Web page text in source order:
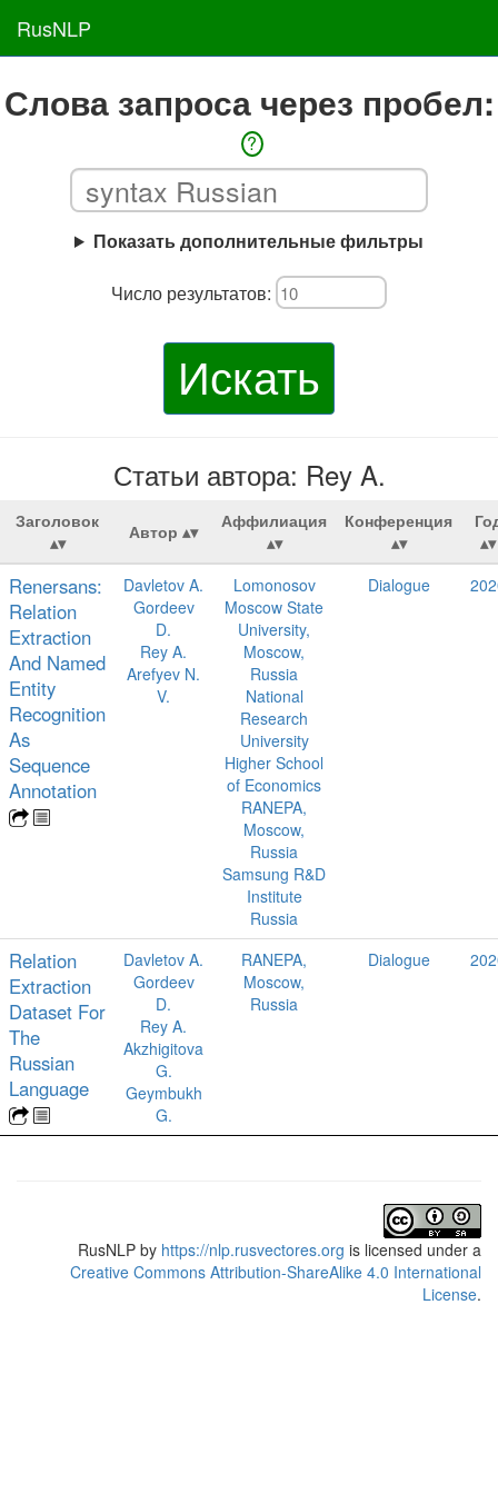
RusNLP
Слова запроса через пробел:
?
Показать дополнительные фильтры
Число результатов:
Искать
Статьи автора: Rey A.
Заголовок Автор Аффилиация Конференция
Renersans:
Relation
Extraction
And Named
Entity
Recognition
As
Sequence
Annotation
Davletov A.
Gordeev
D.
Rey A.
Arefyev N.
V.
Lomonosov
Moscow State
University,
Moscow,
Russia
National
Research
University
Higher School
of Economics
RANEPA,
Moscow,
Russia
Samsung R&D
Institute
Russia
Dialogue
Relation
Extraction
Dataset For
The
Russian
Language
Davletov A.
Gordeev
D.
Rey A.
Akzhigitova
G.
Geymbukh
G.
RANEPA,
Moscow,
Russia
Dialogue
RusNLP by https://nlp.rusvectores.org is licensed under a
Creative Commons Attribution-ShareAlike 4.0 International
License.